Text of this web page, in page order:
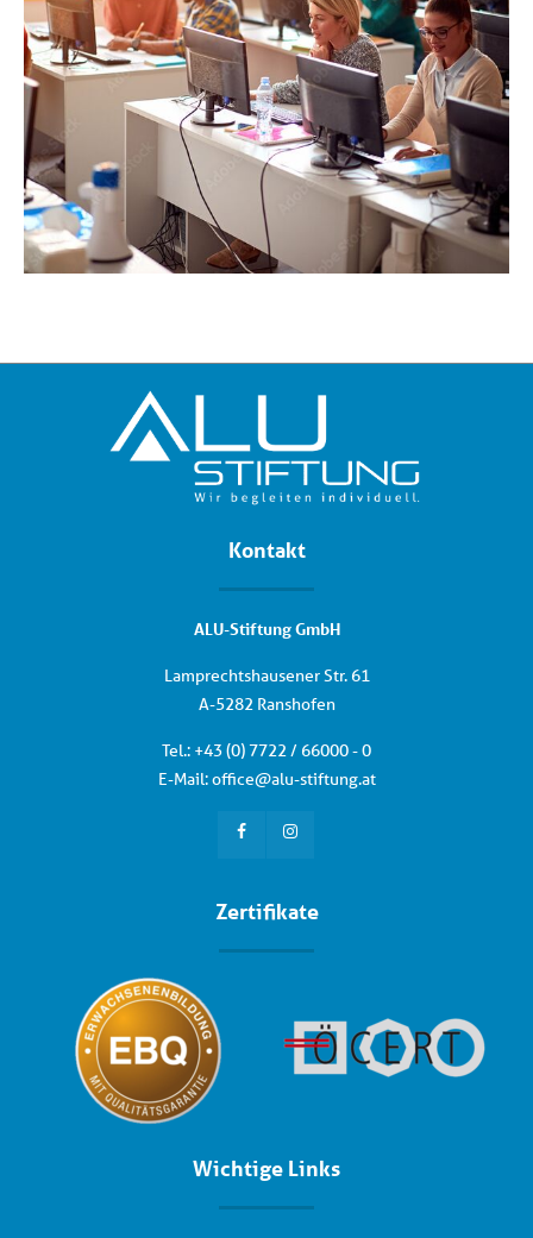
Kontakt
ALU-Stiftung GmbH
Lamprechtshausener Str. 61
A-5282 Ranshofen
Tel.: +43 (0) 7722 / 66000 - 0
E-Mail:office@alu-stiftung.at
Zertifikate
Wichtige Links